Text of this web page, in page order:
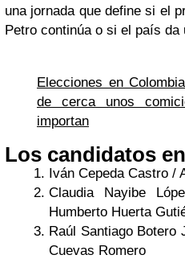
una jornada que define si el
Petro continúa o si el país da
Elecciones en
de cerca unos
importan
Los candidatos
Iván Cepeda Castro /
Claudia Nayibe
Humberto Huerta
Raúl Santiago Botero
Cuevas Romero